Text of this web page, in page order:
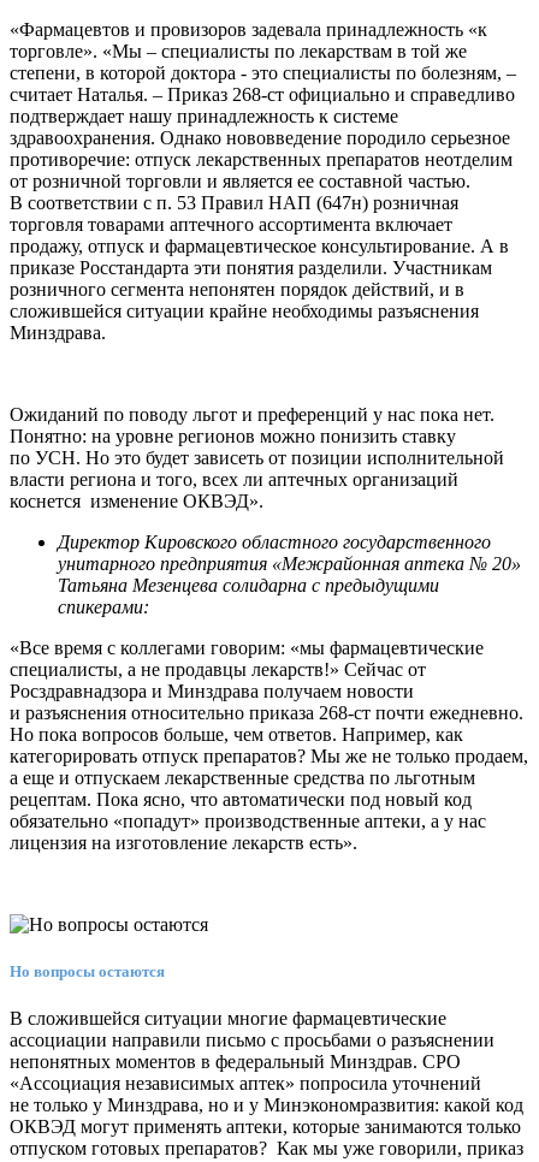
«Фармацевтов и провизоров задевала принадлежность «к
торговле». «Мы – специалисты по лекарствам в той же
степени, в которой доктора - это специалисты по болезням, –
считает Наталья. – Приказ 268-ст официально и справедливо
подтверждает нашу принадлежность к системе
здравоохранения. Однако нововведение породило серьезное
противоречие: отпуск лекарственных препаратов неотделим
от розничной торговли и является ее составной частью.
В соответствии с п. 53 Правил НАП (647н) розничная
торговля товарами аптечного ассортимента включает
продажу, отпуск и фармацевтическое консультирование. А в
приказе Росстандарта эти понятия разделили. Участникам
розничного сегмента непонятен порядок действий, и в
сложившейся ситуации крайне необходимы разъяснения
Минздрава.
Ожиданий по поводу льгот и преференций у нас пока нет.
Понятно: на уровне регионов можно понизить ставку
по УСН. Но это будет зависеть от позиции исполнительной
власти региона и того, всех ли аптечных организаций
коснется изменение ОКВЭД».
Директор Кировского областного государственного
унитарного предприятия «Межрайонная аптека № 20»
Татьяна Мезенцева солидарна с предыдущими
спикерами:
«Все время с коллегами говорим: «мы фармацевтические
специалисты, а не продавцы лекарств!» Сейчас от
Росздравнадзора и Минздрава получаем новости
и разъяснения относительно приказа 268-ст почти ежедневно.
Но пока вопросов больше, чем ответов. Например, как
категорировать отпуск препаратов? Мы же не только продаем,
а еще и отпускаем лекарственные средства по льготным
рецептам. Пока ясно, что автоматически под новый код
обязательно «попадут» производственные аптеки, а у нас
лицензия на изготовление лекарств есть».
Но вопросы остаются
В сложившейся ситуации многие фармацевтические
ассоциации направили письмо с просьбами о разъяснении
непонятных моментов в федеральный Минздрав. СРО
«Ассоциация независимых аптек» попросила уточнений
не только у Минздрава, но и у Минэкономразвития: какой код
ОКВЭД могут применять аптеки, которые занимаются только
отпуском готовых препаратов? Как мы уже говорили, приказ